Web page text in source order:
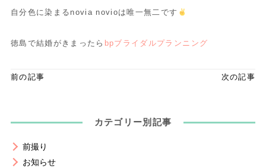
自分色に染まるnovia novioは唯一無二です
徳島で結婚がきまったら bpブライダルプランニング
前の記事 次の記事
カテゴリー別記事
前撮り
お知らせ